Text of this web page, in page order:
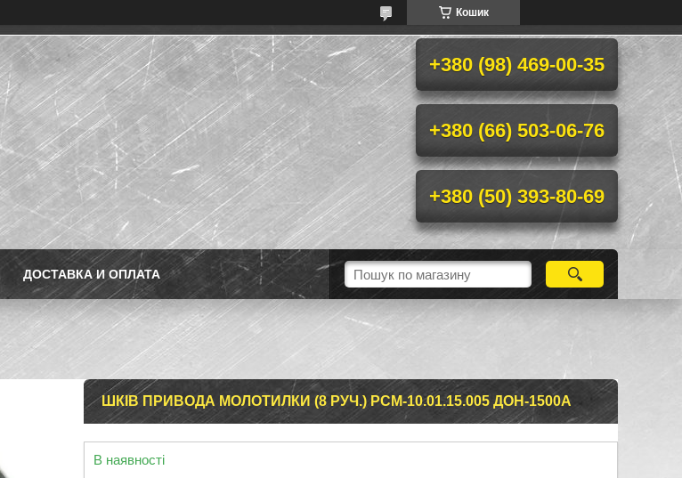
Кошик
+380 (98) 469-00-35
+380 (66) 503-06-76
+380 (50) 393-80-69
ДОСТАВКА И ОПЛАТА
ШКІВ ПРИВОДА МОЛОТИЛКИ (8 РУЧ.) РСМ-10.01.15.005 ДОН-1500А
В наявності